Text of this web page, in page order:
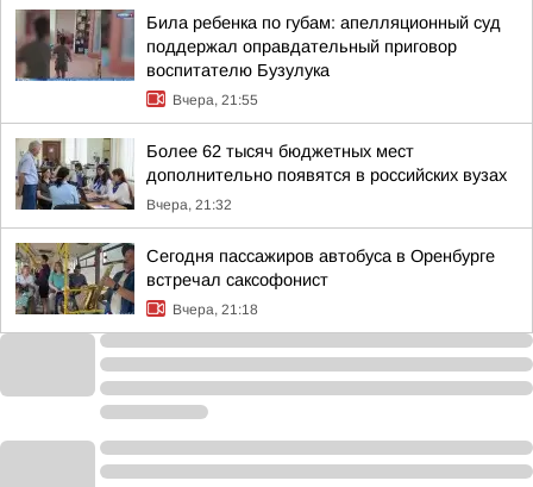
Била ребенка по губам: апелляционный суд
поддержал оправдательный приговор
воспитателю Бузулука
Вчера, 21:55
Более 62 тысяч бюджетных мест
дополнительно появятся в российских вузах
Вчера, 21:32
Сегодня пассажиров автобуса в Оренбурге
встречал саксофонист
Вчера, 21:18